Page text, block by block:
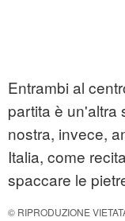
Entrambi al
partita è un'altra
nostra, invece,
Italia, come
spaccare le
© RIPRODUZIONE